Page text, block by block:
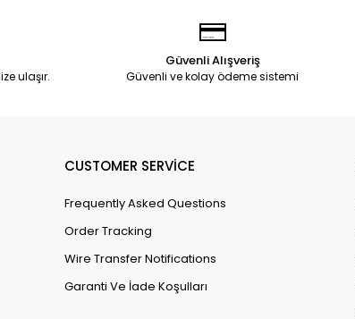
ulaşır.
Güvenli Alışveriş
Güvenli ve kolay ödeme sistemi
CUSTOMER SERVİCE
Frequently Asked Questions
Order Tracking
Wire Transfer Notifications
Garanti Ve İade Koşulları